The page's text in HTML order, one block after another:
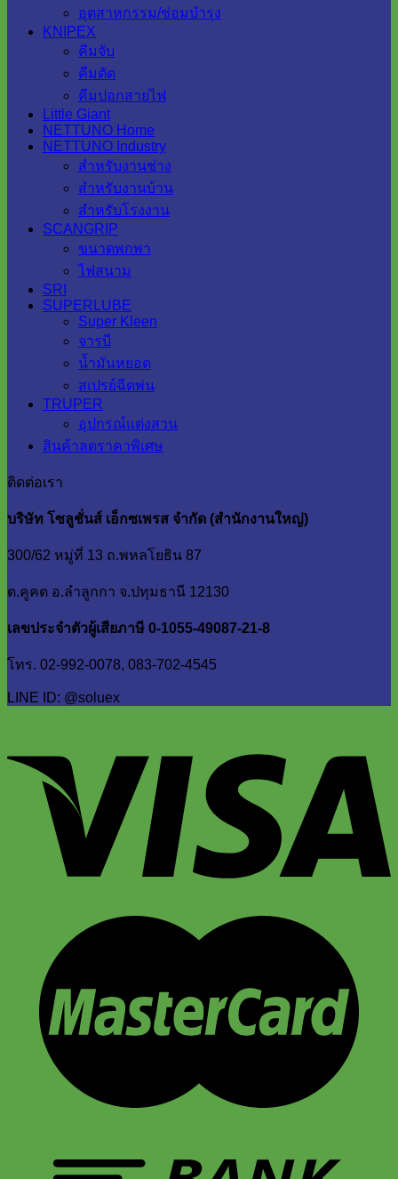
อุตสาหกรรม/ซ่อมบำรุง
KNIPEX
คีมจับ
คีมตัด
คีมปอกสายไฟ
Little Giant
NETTUNO Home
NETTUNO Industry
สำหรับงานช่าง
สำหรับงานบ้าน
สำหรับโรงงาน
SCANGRIP
ขนาดพกพา
ไฟสนาม
SRI
SUPERLUBE
Super Kleen
จารบี
น้ำมันหยอด
สเปรย์ฉีดพ่น
TRUPER
อุปกรณ์แต่งสวน
สินค้าลดราคาพิเศษ
ติดต่อเรา
บริษัท โซลูชั่นส์ เอ็กซเพรส จำกัด (สำนักงานใหญ่)
300/62 หมู่ที่ 13 ถ.พหลโยธิน 87
ต.คูคต อ.ลำลูกกา จ.ปทุมธานี 12130
เลขประจำตัวผู้เสียภาษี 0-1055-49087-21-8
โทร. 02-992-0078, 083-702-4545
LINE ID: @soluex